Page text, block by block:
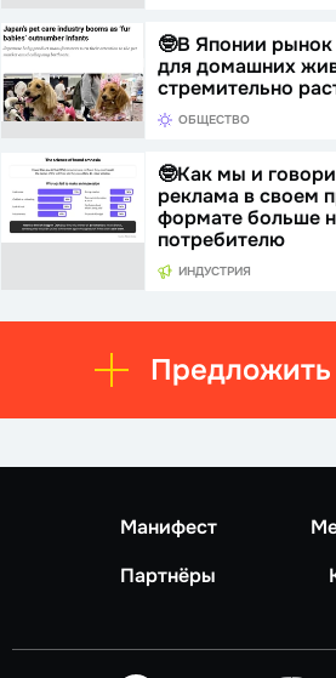
🤓В Японии рынок
для домашних
стремительно
ОБЩЕСТВО
🤓Как мы и
реклама в своем
формате больше
потребителю
ИНДУСТРИЯ
Предложить
Манифест
Партнёры